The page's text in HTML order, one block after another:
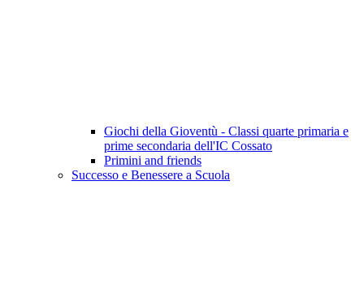
Giochi della Gioventù - Classi quarte primaria e
prime secondaria dell'IC Cossato
Primini and friends
Successo e Benessere a Scuola